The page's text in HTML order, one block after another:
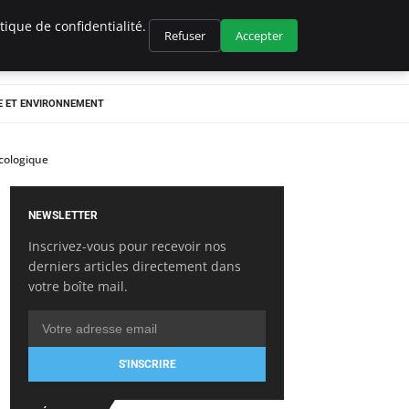
ET ENVIRONNEMENT
NEWSLETTER
Inscrivez-vous pour recevoir nos
derniers articles directement dans
votre boîte mail.
S'INSCRIRE
de confidentialité.
Refuser Accepter